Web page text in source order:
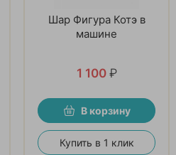
Шар Фигура Котэ в
машине
1 100 ₽
В корзину
Купить в 1 клик